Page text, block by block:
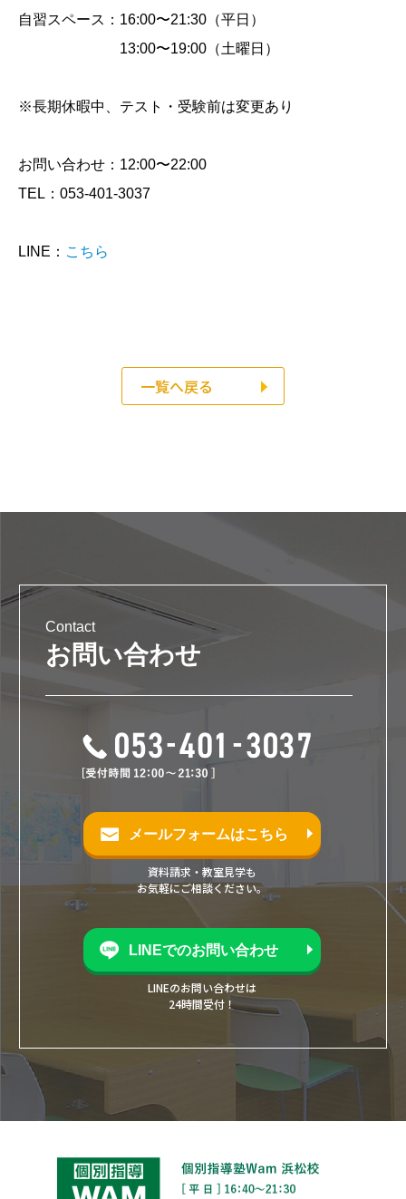
自習スペース：16:00〜21:30（平日）
13:00〜19:00（土曜日）
※長期休暇中、テスト・受験前は変更あり
お問い合わせ：12:00〜22:00
TEL：053-401-3037
LINE： こちら
一覧へ戻る
Contact
お問い合わせ
メールフォームはこちら
資料請求・教室見学も
お気軽にご相談ください。
LINEでのお問い合わせ
LINEのお問い合わせは
24時間受付！